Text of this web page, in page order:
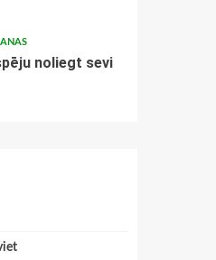
noliegt sevi